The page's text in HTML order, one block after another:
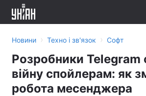
Новини › Техно і зв'язок › Софт
Розробники Telegram
війну спойлерам: як
робота месенджера